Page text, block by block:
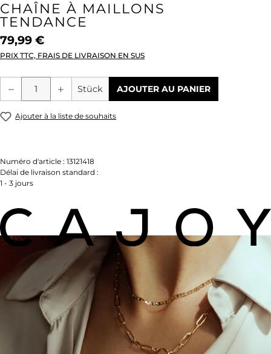
CHAÎNE À MAILLONS
TENDANCE
79,99 €
PRIX TTC, FRAIS DE LIVRAISON EN SUS
Quantité de produit : Entrez la
Stück AJOUTER AU PANIER
Ajouter à la liste de souhaits
Numéro d'article : 13121418
Délai de livraison standard :
1 - 3 jours